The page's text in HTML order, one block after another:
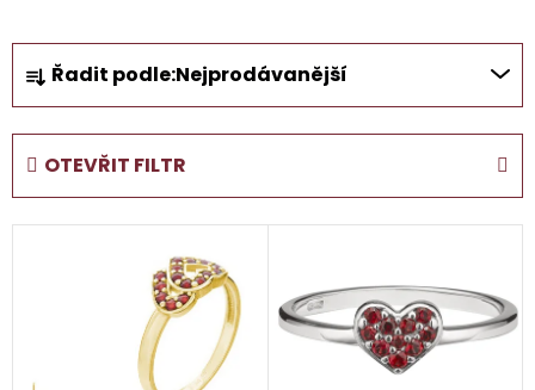
Ř
a
z
e
n
í
Řadit podle:Nejprodávanější
OTEVŘIT FILTR
V